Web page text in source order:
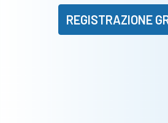
REGISTRAZIONE